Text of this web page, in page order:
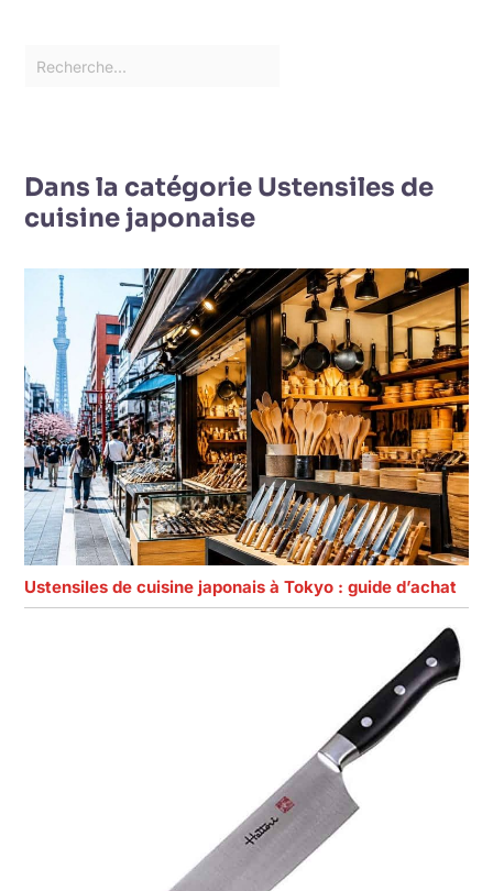
Dans la catégorie Ustensiles de
cuisine japonaise
Ustensiles de cuisine japonais à Tokyo : guide d’achat